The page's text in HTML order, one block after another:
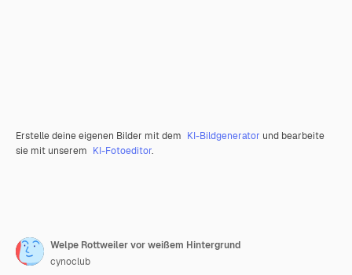
Erstelle deine eigenen Bilder mit dem KI-Bildgenerator und bearbeite
sie mit unserem KI-Fotoeditor.
Welpe Rottweiler vor weißem Hintergrund
cynoclub